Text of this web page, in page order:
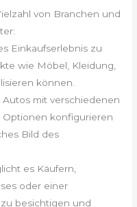
von Branchen und
Einkaufserlebnis zu
wie Möbel, Kleidung,
können.
mit verschiedenen
konfigurieren
Bild des
es Käufern,
oder einer
besichtigen und